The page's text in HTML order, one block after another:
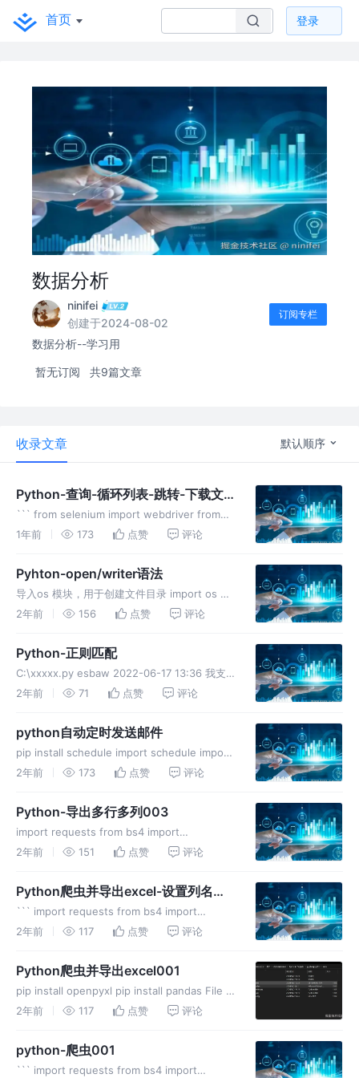
首页 登录
数据分析
ninifei
创建于2024-08-02
订阅专栏
数据分析--学习用
暂无订阅 共9篇文章
收录文章 默认顺序
Python-查询-循环列表-跳转-下载文
件
``` from selenium import webdriver from
selenium.webdriver.chrome.service import
1年前 173 点赞 评论
Pyhton-open/writer语法
导入os 模块，用于创建文件目录 import os 导
入 csv 模块，用于操作CSV文件 import csv
级成绩") 用字典存储要
2年前 156 点赞 评论
Python-正则匹配
C:\xxxxx.py esbaw 2022-06-17 13:36 我支
持克莱因为他穿的是安踏球鞋 ☆ost空之光
李凯尔 2022-06
2年前 71 点赞 评论
python自动定时发送邮件
pip install schedule import schedule import
smtplib from email.mime.text import
2年前 173 点赞 评论
Python-导出多行多列003
import requests from bs4 import
BeautifulSoup 假设的新闻网页URL url =
2年前 151 点赞 评论
Python爬虫并导出excel-设置列名
002
``` import requests from bs4 import
BeautifulSoup import pandas as pd headers
2年前 117 点赞 评论
Python爬虫并导出excel001
pip install openpyxl pip install pandas File |
Settings | Project: pythonpcyf01 | Python
2年前 117 点赞 评论
python-爬虫001
``` import requests from bs4 import